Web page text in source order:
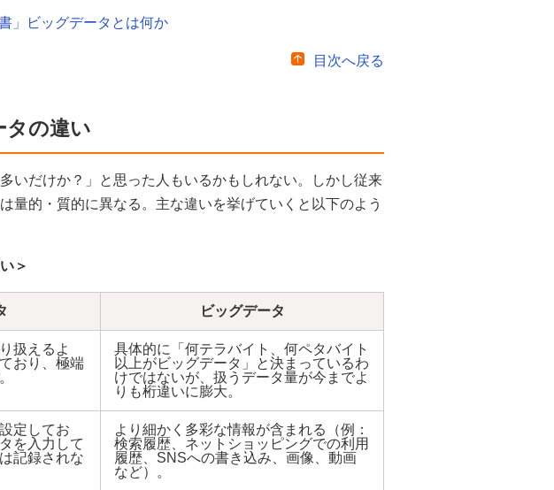
」ビッグデータとは何か
目次へ戻る
タの違い
いだけか？」と思った人もいるかもしれない。しかし従来
量的・質的に異なる。主な違いを挙げていくと以下のよう
＞
ビッグデータ
扱えるよ
おり、極端
具体的に「何テラバイト、何ペタバイト
以上がビッグデータ」と決まっているわ
けではないが、扱うデータ量が今までよ
りも桁違いに膨大。
定してお
を入力して
記録されな
より細かく多彩な情報が含まれる（例：
検索履歴、ネットショッピングでの利用
履歴、SNSへの書き込み、画像、動画
など）。